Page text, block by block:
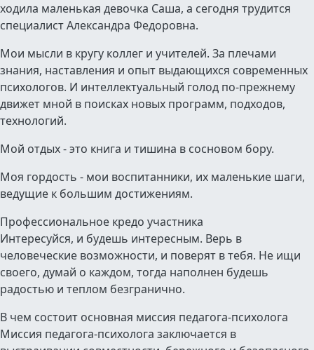
ходила маленькая девочка Саша, а сегодня трудится
специалист Александра Федоровна.
Мои мысли в кругу коллег и учителей. За плечами
знания, наставления и опыт выдающихся современных
психологов. И интеллектуальный голод по-прежнему
движет мной в поисках новых программ, подходов,
технологий.
Мой отдых - это книга и тишина в сосновом бору.
Моя гордость - мои воспитанники, их маленькие шаги,
ведущие к большим достижениям.
Профессиональное кредо участника
Интересуйся, и будешь интересным. Верь в
человеческие возможности, и поверят в тебя. Не ищи
своего, думай о каждом, тогда наполнен будешь
радостью и теплом безгранично.
В чем состоит основная миссия педагога-психолога
Миссия педагога-психолога заключается в